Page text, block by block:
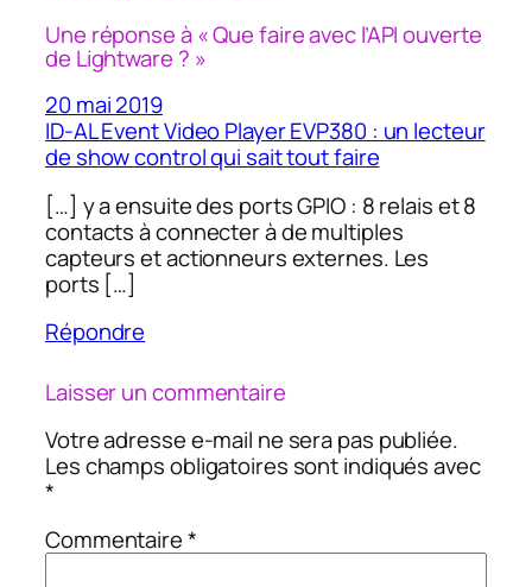
Une réponse à « Que faire avec l’API ouverte
de Lightware ? »
20 mai 2019
ID-AL Event Video Player EVP380 : un lecteur
de show control qui sait tout faire
[…] y a ensuite des ports GPIO : 8 relais et 8
contacts à connecter à de multiples
capteurs et actionneurs externes. Les
ports […]
Répondre
Laisser un commentaire
Votre adresse e-mail ne sera pas publiée.
Les champs obligatoires sont indiqués avec
*
Commentaire*